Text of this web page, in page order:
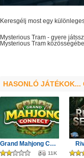
Keresgélj most egy
Mysterious Tram - gyere
Mysterious Tram
HASONLÓ JÁTÉKOK...
Grand Mahjong Connect
11K